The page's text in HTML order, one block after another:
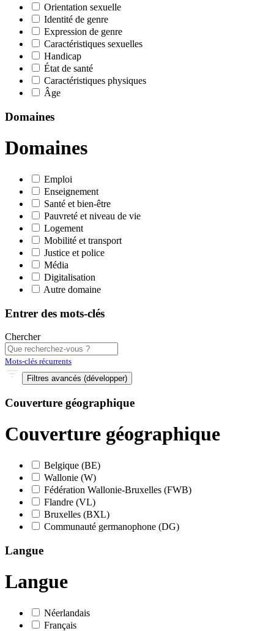
Orientation sexuelle
Identité de genre
Expression de genre
Caractéristiques sexuelles
Handicap
État de santé
Caractéristiques physiques
Âge
Domaines
Domaines
Emploi
Enseignement
Santé et bien-être
Pauvreté et niveau de vie
Logement
Mobilité et transport
Justice et police
Média
Digitalisation
Autre domaine
Entrer des mots-clés
Chercher
Mots-clés récurrents
Filtres avancés (développer)
Couverture géographique
Couverture géographique
Belgique (BE)
Wallonie (W)
Fédération Wallonie-Bruxelles (FWB)
Flandre (VL)
Bruxelles (BXL)
Communauté germanophone (DG)
Langue
Langue
Néerlandais
Français